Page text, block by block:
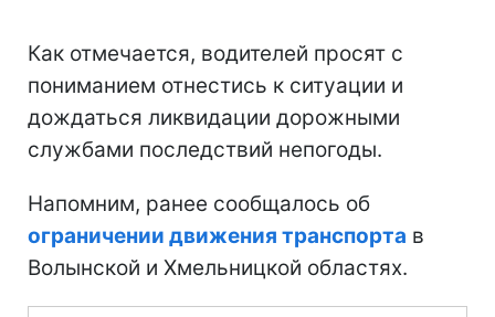
Как отмечается, водителей просят с
пониманием отнестись к ситуации и
дождаться ликвидации дорожными
службами последствий непогоды.
Напомним, ранее сообщалось об
ограничении движения транспорта в
Волынской и Хмельницкой областях.